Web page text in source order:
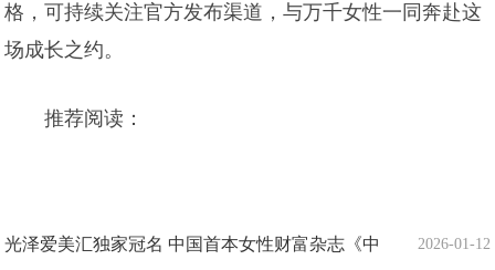
格，可持续关注官方发布渠道，与万千女性一同奔赴这
场成长之约。
推荐阅读：
2026-01-12
光泽爱美汇独家冠名 中国首本女性财富杂志《中